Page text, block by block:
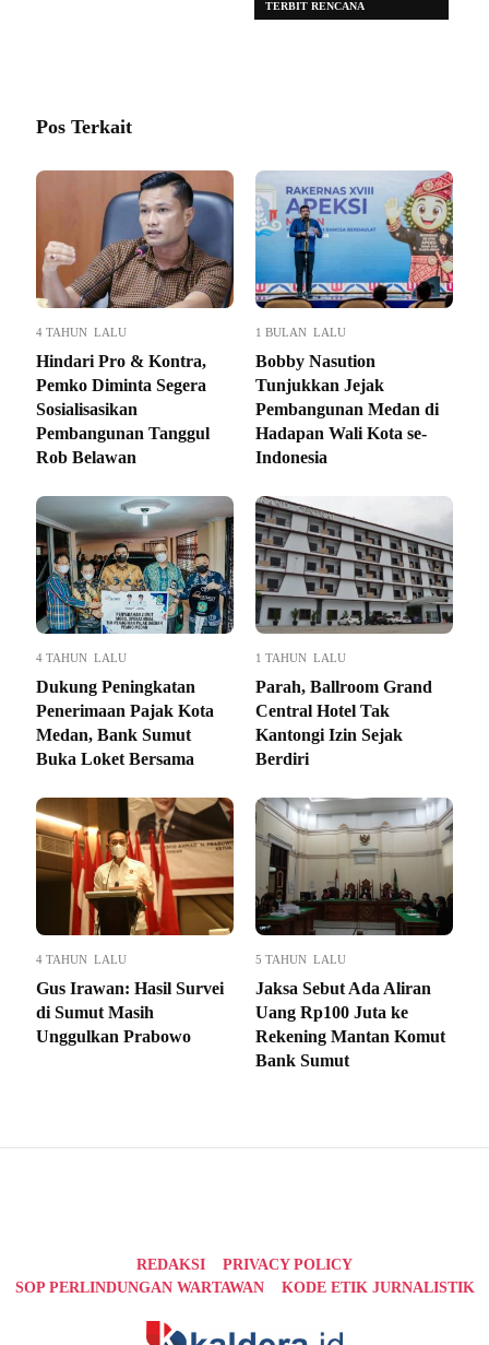
TERBIT RENCANA
Pos Terkait
4 TAHUN LALU
Hindari Pro & Kontra,
Pemko Diminta Segera
Sosialisasikan
Pembangunan Tanggul
Rob Belawan
1 BULAN LALU
Bobby Nasution
Tunjukkan Jejak
Pembangunan Medan di
Hadapan Wali Kota se-
Indonesia
4 TAHUN LALU
Dukung Peningkatan
Penerimaan Pajak Kota
Medan, Bank Sumut
Buka Loket Bersama
1 TAHUN LALU
Parah, Ballroom Grand
Central Hotel Tak
Kantongi Izin Sejak
Berdiri
4 TAHUN LALU
Gus Irawan: Hasil Survei
di Sumut Masih
Unggulkan Prabowo
5 TAHUN LALU
Jaksa Sebut Ada Aliran
Uang Rp100 Juta ke
Rekening Mantan Komut
Bank Sumut
REDAKSI
PRIVACY POLICY
SOP PERLINDUNGAN WARTAWAN
KODE ETIK JURNALISTIK